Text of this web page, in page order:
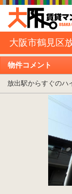
大阪市鶴見区
物件コメント
放出駅からすぐのハ